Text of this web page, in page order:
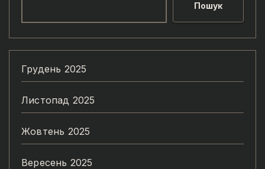
Пошук
Грудень 2025
Листопад 2025
Жовтень 2025
Вересень 2025